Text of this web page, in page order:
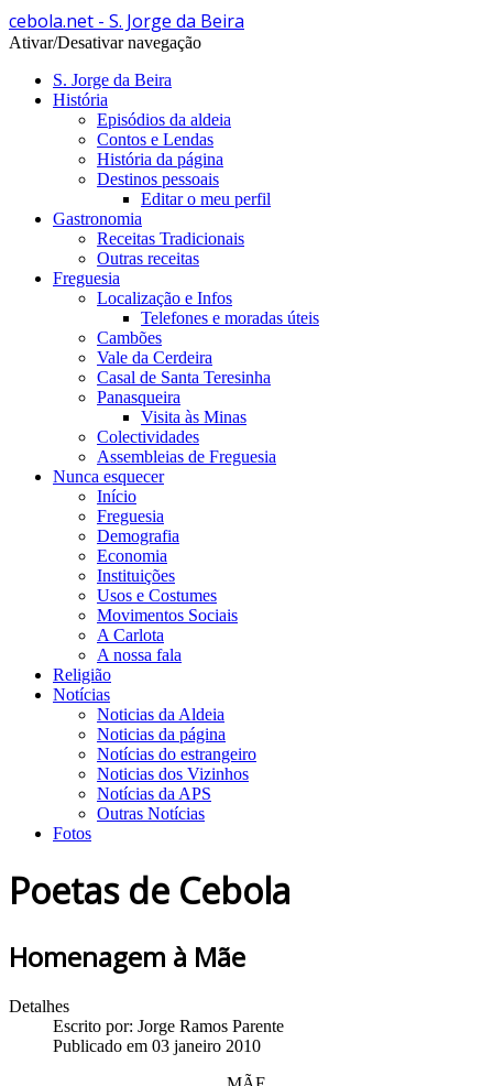
cebola.net - S. Jorge da Beira
Ativar/Desativar navegação
S. Jorge da Beira
História
Episódios da aldeia
Contos e Lendas
História da página
Destinos pessoais
Editar o meu perfil
Gastronomia
Receitas Tradicionais
Outras receitas
Freguesia
Localização e Infos
Telefones e moradas úteis
Cambões
Vale da Cerdeira
Casal de Santa Teresinha
Panasqueira
Visita às Minas
Colectividades
Assembleias de Freguesia
Nunca esquecer
Início
Freguesia
Demografia
Economia
Instituições
Usos e Costumes
Movimentos Sociais
A Carlota
A nossa fala
Religião
Notícias
Noticias da Aldeia
Noticias da página
Notícias do estrangeiro
Noticias dos Vizinhos
Notícias da APS
Outras Notícias
Fotos
Poetas de Cebola
Homenagem à Mãe
Detalhes
Escrito por: Jorge Ramos Parente
Publicado em 03 janeiro 2010